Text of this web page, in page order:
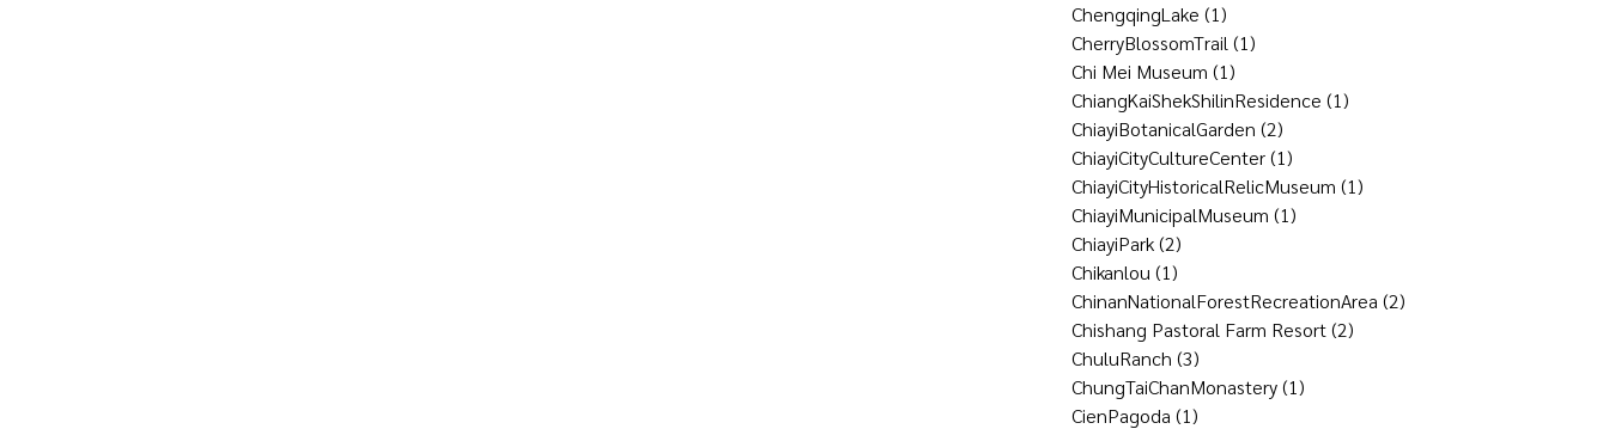
ChengqingLake (1)
CherryBlossomTrail (1)
Chi Mei Museum (1)
ChiangKaiShekShilinResidence (1)
ChiayiBotanicalGarden (2)
ChiayiCityCultureCenter(1)
ChiayiCityHistoricalRelicMuseum (1)
ChiayiMunicipalMuseum (1)
ChiayiPark(2)
Chikanlou (1)
ChinanNationalForestRecreationArea (2)
Chishang Pastoral Farm Resort(2)
ChuluRanch (3)
ChungTaiChanMonastery(1)
CienPagoda (1)